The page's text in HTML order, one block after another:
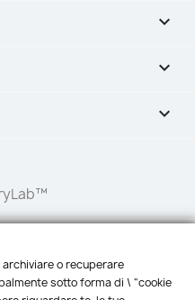


keyboard_arrow_down
o recuperare
sotto forma di \ "cookie